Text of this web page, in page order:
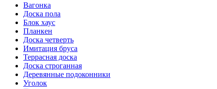
Вагонка
Доска пола
Блок хаус
Планкен
Доска четверть
Имитация бруса
Террасная доска
Доска строганная
Деревянные подоконники
Уголок